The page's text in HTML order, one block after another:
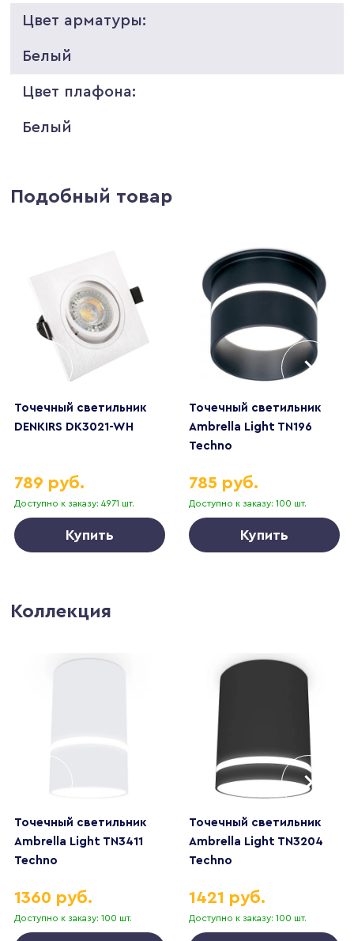
Цвет арматуры:
Белый
Цвет плафона:
Белый
Подобный товар
Точечный светильник
DENKIRS DK3021-WH
Доступно к заказу: 4971 шт.
789 руб.
Купить
Точечный светильник
Ambrella Light TN196
Techno
Доступно к заказу: 100 шт.
785 руб.
Купить
Коллекция
Точечный светильник
Ambrella Light TN3411
Techno
Доступно к заказу: 100 шт.
1360 руб.
Точечный светильник
Ambrella Light TN3204
Techno
Доступно к заказу: 100 шт.
1421 руб.